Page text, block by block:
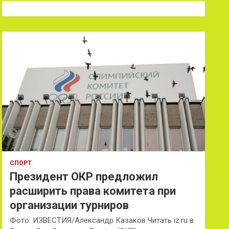
к
СПОРТ
Президент ОКР предложил
расширить права комитета при
организации турниров
Фото: ИЗВЕСТИЯ/Александр Казаков Читать iz.ru в